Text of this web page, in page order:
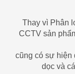
Thay vì Phân
CCTV sản
cũng có sự hiện
dọc và